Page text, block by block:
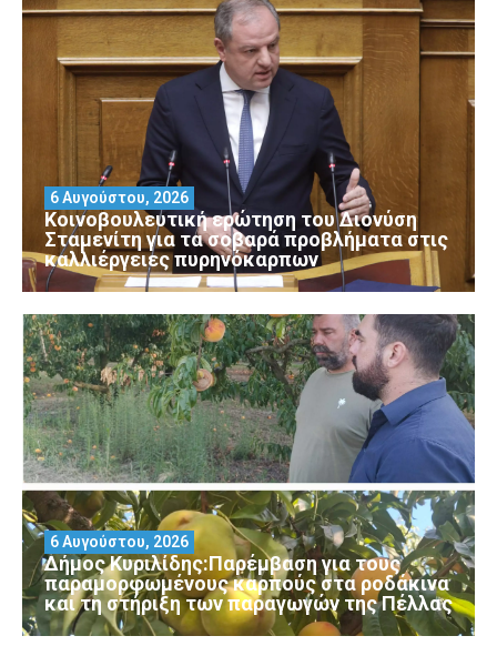
Κοινοβουλευτική ερώτηση του Διονύση
Σταμενίτη για τα σοβαρά προβλήματα στις
καλλιέργειες πυρηνόκαρπων
6 Αυγούστου, 2026
Δήμος Κυριλίδης:Παρέμβαση για τους
παραμορφωμένους καρπούς στα ροδάκινα
και τη στήριξη των παραγωγών της Πέλλας
6 Αυγούστου, 2026